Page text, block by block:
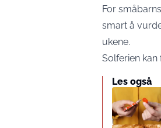
For
smart å
ukene.
Solferien
Les også